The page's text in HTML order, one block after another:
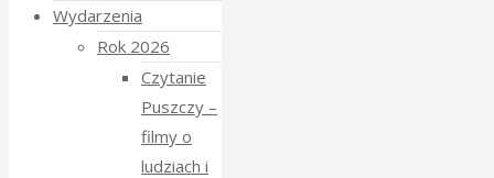
Wydarzenia
Rok 2026
Czytanie
Puszczy –
filmy o
ludziach i